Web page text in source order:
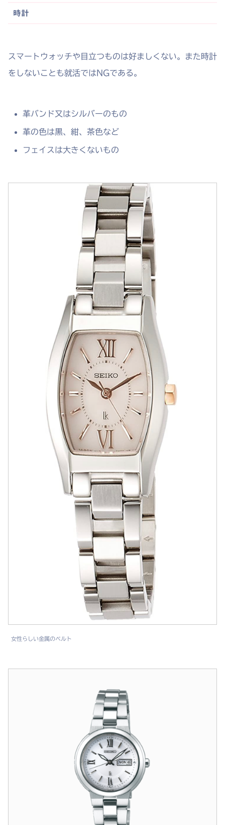
時計
スマートウォッチや目立つものは好ましくない。また時計
をしないことも就活ではNGである。
革バンド又はシルバーのもの
革の色は黒、紺、茶色など
フェイスは大きくないもの
女性らしい金属のベルト